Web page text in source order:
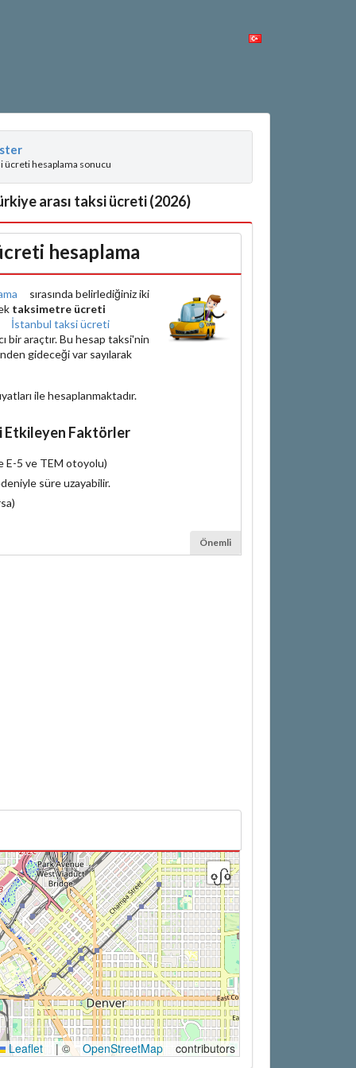
ücreti hesaplama sonucu
arası taksi ücreti (2026)
hesaplama
sırasında belirlediğiniz iki
taksimetre ücreti
İstanbul taksi ücreti
bir araçtır. Bu hesap taksi'nin
gideceği var sayılarak
ile hesaplanmaktadır.
Etkileyen Faktörler
E-5 ve TEM otoyolu)
süre uzayabilir.
Önemli
Leaflet |© OpenStreetMap contributors